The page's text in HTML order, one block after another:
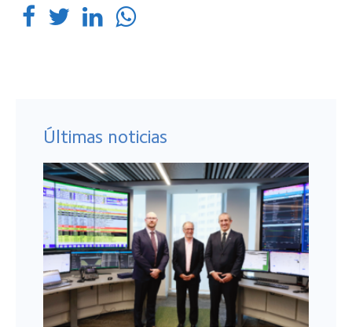
Últimas noticias